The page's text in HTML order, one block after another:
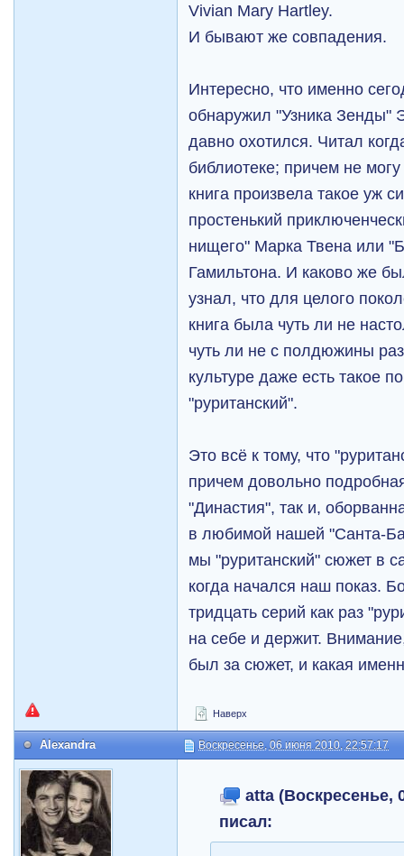
Vivian Mary Hartley.
И бывают же совпадения.
Интересно, что именно
обнаружил "Узника Зенды"
давно охотился. Читал
библиотеке; причем не
книга произвела такое уж
простенький
нищего" Марка Твена или
Гамильтона. И каково же
узнал, что для целого
книга была чуть ли не
чуть ли не с полдюжины
культуре даже есть такое
"руританский".
Это всё к тому, что
причем довольно
"Династия", так и,
в любимой нашей "Санта-
мы "руританский" сюжет в
когда начался наш показ.
тридцать серий как раз
на себе и держит.
был за сюжет, и какая
Наверх
Alexandra Воскресенье, 06 июня 2010, 22:57:17
atta (Воскресенье,
писал: